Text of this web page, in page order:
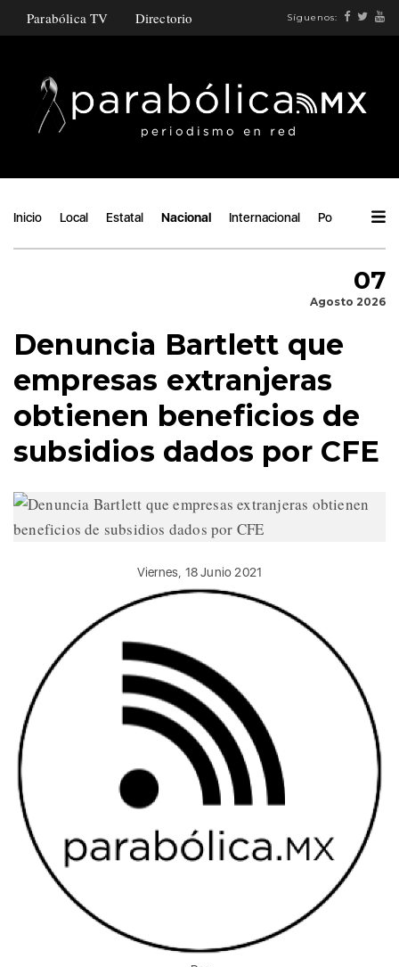
Parabólica TV Directorio Síguenos:
Inicio Local Estatal Nacional Internacional Política
07
Agosto 2026
Denuncia Bartlett que
empresas extranjeras
obtienen beneficios de
subsidios dados por CFE
Viernes, 18 Junio 2021